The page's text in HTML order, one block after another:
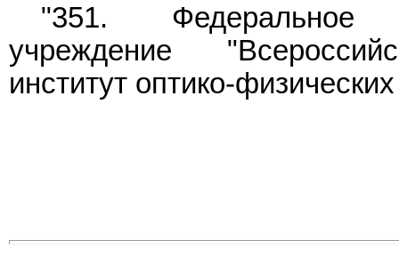
"351. Федеральное
учреждение
институт оптико-